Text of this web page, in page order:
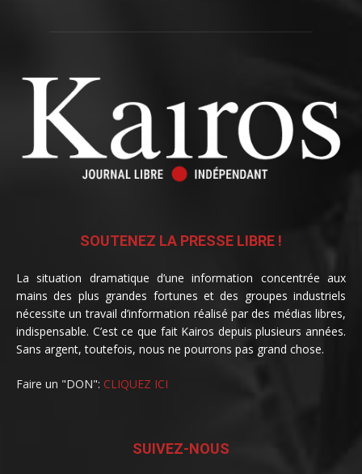
SOUTENEZ LA PRESSE LIBRE !
La situation dramatique d’une information concentrée aux
mains des plus grandes fortunes et des groupes industriels
nécessite un travail d’information réalisé par des médias libres,
indispensable. C’est ce que fait Kairos depuis plusieurs années.
Sans argent, toutefois, nous ne pourrons pas grand chose.
Faire un "DON": CLIQUEZ ICI
SUIVEZ-NOUS